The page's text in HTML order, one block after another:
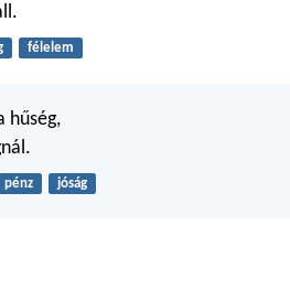
félelem
hűség,
pénz jóság